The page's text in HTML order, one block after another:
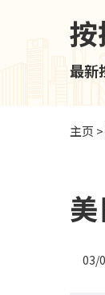
最新
主页 >
03/